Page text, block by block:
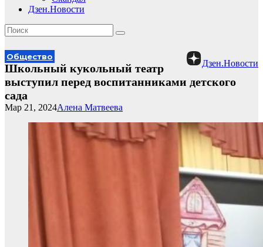
Дзен.Новости
Дзен.Новости
Общество
Школьный кукольный театр
выступил перед воспитанниками детского
сада
Алена Матвеева
Мар 21, 2024